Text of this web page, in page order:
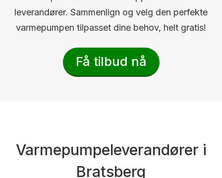
leverandører. Sammenlign og velg den perfekte
varmepumpen tilpasset dine behov, helt gratis!
Få tilbud nå
Varmepumpeleverandører i
Bratsberg